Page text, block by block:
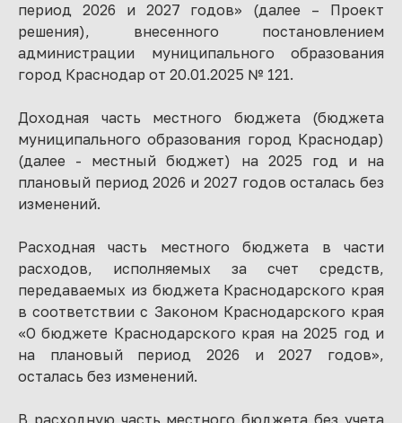
период 2026 и 2027 годов» (далее – Проект
решения), внесенного постановлением
администрации муниципального образования
город Краснодар от 20.01.2025 № 121.
Доходная часть местного бюджета (бюджета
муниципального образования город Краснодар)
(далее - местный бюджет) на 2025 год и на
плановый период 2026 и 2027 годов осталась без
изменений.
Расходная часть местного бюджета в части
расходов, исполняемых за счет средств,
передаваемых из бюджета Краснодарского края
в соответствии с Законом Краснодарского края
«О бюджете Краснодарского края на 2025 год и
на плановый период 2026 и 2027 годов»,
осталась без изменений.
В расходную часть местного бюджета без учета